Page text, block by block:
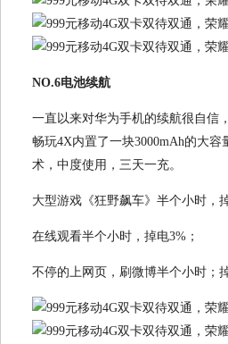
NO.6电池续航
一直以来对华为手机的续航很自信
畅玩4X内置了一块3000mAh的大容
术，中度使用，三天一充。
大型游戏《狂野飙车》半个小时，
在线观看半个小时，掉电3%；
不停的上网页，刷微博半个小时；